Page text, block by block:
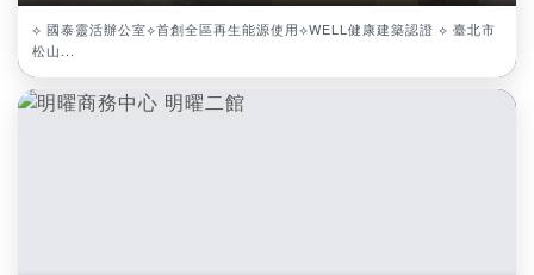
⟡ 國泰靈活辦公室⟡首創全區再生能源使用⟡WELL健康建築認證 ⟡ 臺北市
松山...